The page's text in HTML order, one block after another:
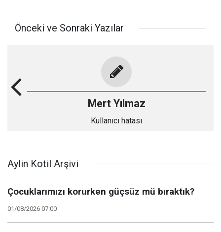
Önceki ve Sonraki Yazılar
Mert Yılmaz
Kullanıcı hatası
Aylin Kotil Arşivi
Çocuklarımızı korurken güçsüz mü bıraktık?
01/08/2026 07:00